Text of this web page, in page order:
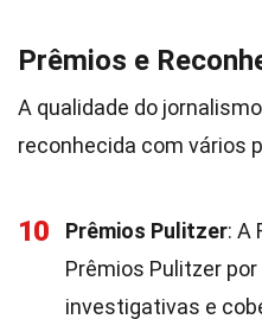
Prêmios e
A qualidade do
reconhecida com vários
10 Prêmios Pulitzer: A
Prêmios Pulitzer
investigativas e